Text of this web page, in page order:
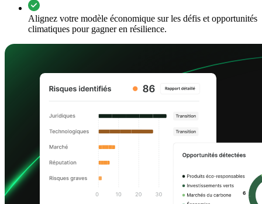
Alignez votre modèle économique sur les défis et opportunités
climatiques pour gagner en résilience.